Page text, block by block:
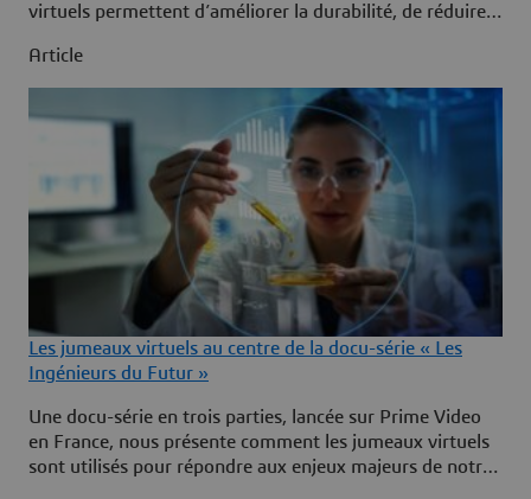
virtuels permettent d’améliorer la durabilité, de réduire
renforcer la conformité dans l’industrie des produits de
grande consommation.
Article
Les jumeaux virtuels au centre de la docu-série « Les
Ingénieurs du Futur »
Une docu-série en trois parties, lancée sur Prime Video
en France, nous présente comment les jumeaux virtuels
sont utilisés pour répondre aux enjeux majeurs de notre